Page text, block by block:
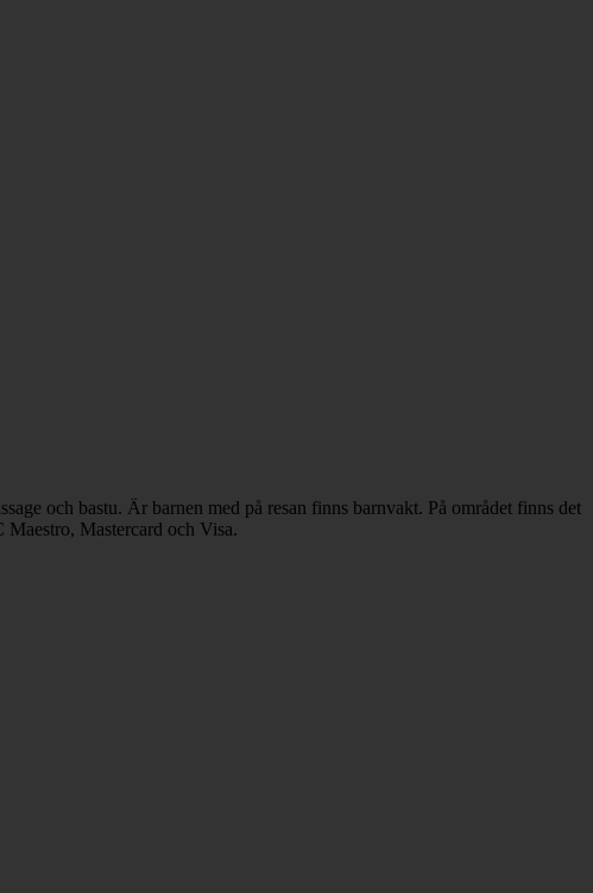
och bastu. Är barnen med på resan finns barnvakt. På området finns det
Maestro, Mastercard och Visa.